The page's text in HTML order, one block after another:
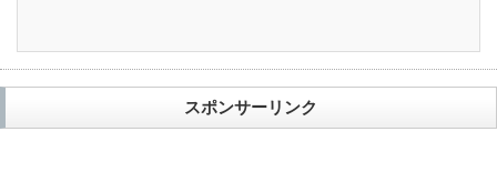
スポンサーリンク